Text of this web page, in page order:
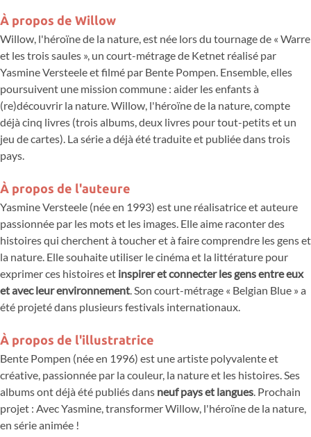
À propos de Willow
Willow, l'héroïne de la nature, est née lors du tournage de « Warre
et les trois saules », un court-métrage de Ketnet réalisé par
Yasmine Versteele et filmé par Bente Pompen. Ensemble, elles
poursuivent une mission commune : aider les enfants à
(re)découvrir la nature. Willow, l'héroïne de la nature, compte
déjà cinq livres (trois albums, deux livres pour tout-petits et un
jeu de cartes). La série a déjà été traduite et publiée dans trois
pays.
À propos de l'auteure
Yasmine Versteele (née en 1993) est une réalisatrice et auteure
passionnée par les mots et les images. Elle aime raconter des
histoires qui cherchent à toucher et à faire comprendre les gens et
la nature. Elle souhaite utiliser le cinéma et la littérature pour
exprimer ces histoires et inspirer et connecter les gens entre eux
et avec leur environnement . Son court-métrage « Belgian Blue » a
été projeté dans plusieurs festivals internationaux.
À propos de l'illustratrice
Bente Pompen (née en 1996) est une artiste polyvalente et
créative, passionnée par la couleur, la nature et les histoires. Ses
albums ont déjà été publiés dans neuf pays et langues . Prochain
projet : Avec Yasmine, transformer Willow, l'héroïne de la nature,
en série animée !